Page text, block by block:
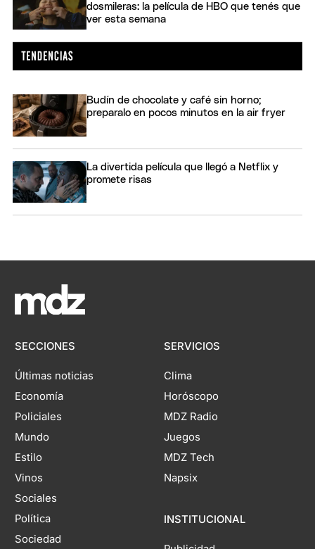
dosmileras: la película de HBO que tenés que
ver esta semana
Budín de chocolate y café sin horno;
preparalo en pocos minutos en la air fryer
La divertida película que llegó a Netflix y
promete risas
SECCIONES
Últimas noticias
Economía
Policiales
Mundo
Estilo
Vinos
Sociales
Política
Sociedad
SERVICIOS
Clima
Horóscopo
MDZ Radio
Juegos
MDZ Tech
Napsix
INSTITUCIONAL